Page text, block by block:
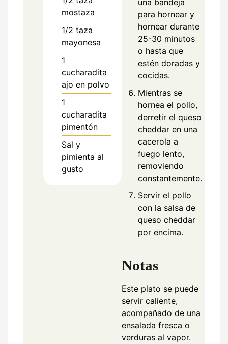
mostaza
1/2 taza
mayonesa
1
cucharadita
ajo en polvo
1
cucharadita
pimentón
Sal y
pimienta al
gusto
una bandeja
para hornear y
hornear durante
25-30 minutos
o hasta que
estén doradas y
cocidas.
Mientras se
hornea el pollo,
derretir el queso
cheddar en una
cacerola a
fuego lento,
removiendo
constantemente.
Servir el pollo
con la salsa de
queso cheddar
por encima.
Notas
Este plato se puede
servir caliente,
acompañado de una
ensalada fresca o
verduras al vapor.